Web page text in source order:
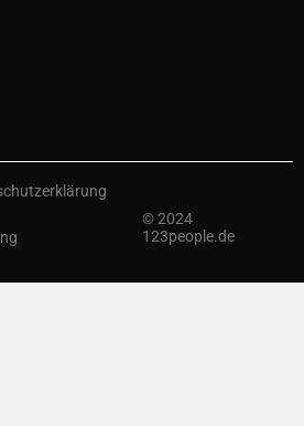
© 2024
123people.de